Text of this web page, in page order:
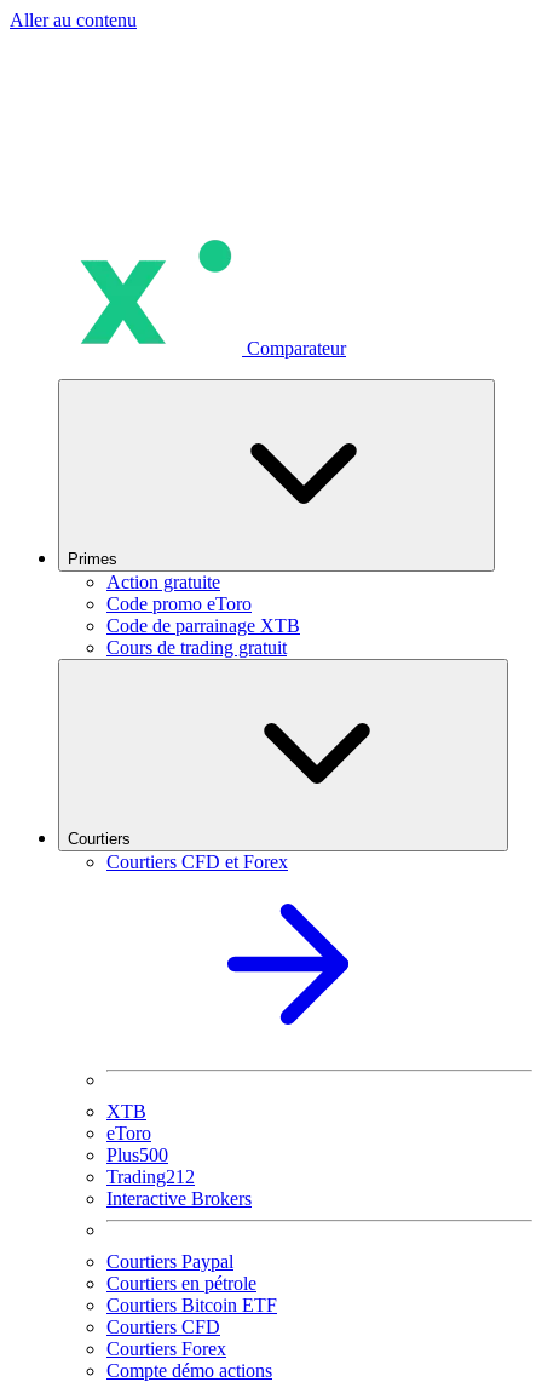
Aller au contenu
Comparateur
Primes
Action gratuite
Code promo eToro
Code de parrainage XTB
Cours de trading gratuit
Courtiers
Courtiers CFD et Forex
XTB
eToro
Plus500
Trading212
Interactive Brokers
Courtiers Paypal
Courtiers en pétrole
Courtiers Bitcoin ETF
Courtiers CFD
Courtiers Forex
Compte démo actions